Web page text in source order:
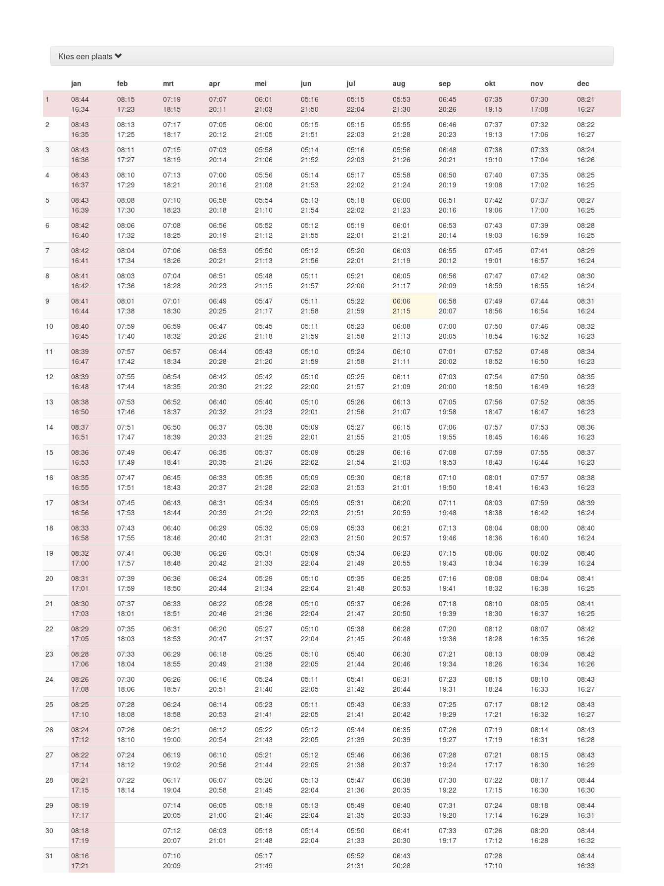
Kies een plaats
jan feb mrt apr mei jun jul aug sep okt nov
dec
1
08:44
16:34
08:15
17:23
07:19
18:15
07:07
20:11
06:01
21:03
05:16
21:50
05:15
22:04
05:53
21:30
06:45
20:26
07:35
19:15
07:30
17:08
08:21
16:27
2
08:43
16:35
08:13
17:25
07:17
18:17
07:05
20:12
06:00
21:05
05:15
21:51
05:15
22:03
05:55
21:28
06:46
20:23
07:37
19:13
07:32
17:06
08:22
16:27
3
08:43
16:36
08:11
17:27
07:15
18:19
07:03
20:14
05:58
21:06
05:14
21:52
05:16
22:03
05:56
21:26
06:48
20:21
07:38
19:10
07:33
17:04
08:24
16:26
4
08:43
16:37
08:10
17:29
07:13
18:21
07:00
20:16
05:56
21:08
05:14
21:53
05:17
22:02
05:58
21:24
06:50
20:19
07:40
19:08
07:35
17:02
08:25
16:25
5
08:43
16:39
08:08
17:30
07:10
18:23
06:58
20:18
05:54
21:10
05:13
21:54
05:18
22:02
06:00
21:23
06:51
20:16
07:42
19:06
07:37
17:00
08:27
16:25
6
08:42
16:40
08:06
17:32
07:08
18:25
06:56
20:19
05:52
21:12
05:12
21:55
05:19
22:01
06:01
21:21
06:53
20:14
07:43
19:03
07:39
16:59
08:28
16:25
7
08:42
16:41
08:04
17:34
07:06
18:26
06:53
20:21
05:50
21:13
05:12
21:56
05:20
22:01
06:03
21:19
06:55
20:12
07:45
19:01
07:41
16:57
08:29
16:24
8
08:41
16:42
08:03
17:36
07:04
18:28
06:51
20:23
05:48
21:15
05:11
21:57
05:21
22:00
06:05
21:17
06:56
20:09
07:47
18:59
07:42
16:55
08:30
16:24
9
08:41
16:44
08:01
17:38
07:01
18:30
06:49
20:25
05:47
21:17
05:11
21:58
05:22
21:59
06:06
21:15
06:58
20:07
07:49
18:56
07:44
16:54
08:31
16:24
10
08:40
16:45
07:59
17:40
06:59
18:32
06:47
20:26
05:45
21:18
05:11
21:59
05:23
21:58
06:08
21:13
07:00
20:05
07:50
18:54
07:46
16:52
08:32
16:23
11
08:39
16:47
07:57
17:42
06:57
18:34
06:44
20:28
05:43
21:20
05:10
21:59
05:24
21:58
06:10
21:11
07:01
20:02
07:52
18:52
07:48
16:50
08:34
16:23
12
08:39
16:48
07:55
17:44
06:54
18:35
06:42
20:30
05:42
21:22
05:10
22:00
05:25
21:57
06:11
21:09
07:03
20:00
07:54
18:50
07:50
16:49
08:35
16:23
13
08:38
16:50
07:53
17:46
06:52
18:37
06:40
20:32
05:40
21:23
05:10
22:01
05:26
21:56
06:13
21:07
07:05
19:58
07:56
18:47
07:52
16:47
08:35
16:23
14
08:37
16:51
07:51
17:47
06:50
18:39
06:37
20:33
05:38
21:25
05:09
22:01
05:27
21:55
06:15
21:05
07:06
19:55
07:57
18:45
07:53
16:46
08:36
16:23
15
08:36
16:53
07:49
17:49
06:47
18:41
06:35
20:35
05:37
21:26
05:09
22:02
05:29
21:54
06:16
21:03
07:08
19:53
07:59
18:43
07:55
16:44
08:37
16:23
16
08:35
16:55
07:47
17:51
06:45
18:43
06:33
20:37
05:35
21:28
05:09
22:03
05:30
21:53
06:18
21:01
07:10
19:50
08:01
18:41
07:57
16:43
08:38
16:23
17
08:34
16:56
07:45
17:53
06:43
18:44
06:31
20:39
05:34
21:29
05:09
22:03
05:31
21:51
06:20
20:59
07:11
19:48
08:03
18:38
07:59
16:42
08:39
16:24
18
08:33
16:58
07:43
17:55
06:40
18:46
06:29
20:40
05:32
21:31
05:09
22:03
05:33
21:50
06:21
20:57
07:13
19:46
08:04
18:36
08:00
16:40
08:40
16:24
19
08:32
17:00
07:41
17:57
06:38
18:48
06:26
20:42
05:31
21:33
05:09
22:04
05:34
21:49
06:23
20:55
07:15
19:43
08:06
18:34
08:02
16:39
08:40
16:24
20
08:31
17:01
07:39
17:59
06:36
18:50
06:24
20:44
05:29
21:34
05:10
22:04
05:35
21:48
06:25
20:53
07:16
19:41
08:08
18:32
08:04
16:38
08:41
16:25
21
08:30
17:03
07:37
18:01
06:33
18:51
06:22
20:46
05:28
21:36
05:10
22:04
05:37
21:47
06:26
20:50
07:18
19:39
08:10
18:30
08:05
16:37
08:41
16:25
22
08:29
17:05
07:35
18:03
06:31
18:53
06:20
20:47
05:27
21:37
05:10
22:04
05:38
21:45
06:28
20:48
07:20
19:36
08:12
18:28
08:07
16:35
08:42
16:26
23
08:28
17:06
07:33
18:04
06:29
18:55
06:18
20:49
05:25
21:38
05:10
22:05
05:40
21:44
06:30
20:46
07:21
19:34
08:13
18:26
08:09
16:34
08:42
16:26
24
08:26
17:08
07:30
18:06
06:26
18:57
06:16
20:51
05:24
21:40
05:11
22:05
05:41
21:42
06:31
20:44
07:23
19:31
08:15
18:24
08:10
16:33
08:43
16:27
25
08:25
17:10
07:28
18:08
06:24
18:58
06:14
20:53
05:23
21:41
05:11
22:05
05:43
21:41
06:33
20:42
07:25
19:29
07:17
17:21
08:12
16:32
08:43
16:27
26
08:24
17:12
07:26
18:10
06:21
19:00
06:12
20:54
05:22
21:43
05:12
22:05
05:44
21:39
06:35
20:39
07:26
19:27
07:19
17:19
08:14
16:31
08:43
16:28
27
08:22
17:14
07:24
18:12
06:19
19:02
06:10
20:56
05:21
21:44
05:12
22:05
05:46
21:38
06:36
20:37
07:28
19:24
07:21
17:17
08:15
16:30
08:43
16:29
28
08:21
17:15
07:22
18:14
06:17
19:04
06:07
20:58
05:20
21:45
05:13
22:04
05:47
21:36
06:38
20:35
07:30
19:22
07:22
17:15
08:17
16:30
08:44
16:30
29
08:19
17:17
07:14
20:05
06:05
21:00
05:19
21:46
05:13
22:04
05:49
21:35
06:40
20:33
07:31
19:20
07:24
17:14
08:18
16:29
08:44
16:31
30
08:18
17:19
07:12
20:07
06:03
21:01
05:18
21:48
05:14
22:04
05:50
21:33
06:41
20:30
07:33
19:17
07:26
17:12
08:20
16:28
08:44
16:32
31
08:16
17:21
07:10
20:09
05:17
21:49
05:52
21:31
06:43
20:28
07:28
17:10
08:44
16:33